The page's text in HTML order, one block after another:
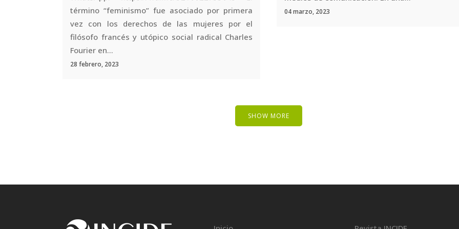
04 marzo, 2023
término “feminismo” fue asociado por primera
vez con los derechos de las mujeres por el
filósofo francés y utópico social radical Charles
Fourier en...
28 febrero, 2023
SHOW MORE